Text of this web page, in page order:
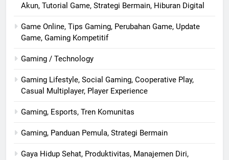
Akun, Tutorial Game, Strategi Bermain, Hiburan Digital
Game Online, Tips Gaming, Perubahan Game, Update
Game, Gaming Kompetitif
Gaming / Technology
Gaming Lifestyle, Social Gaming, Cooperative Play,
Casual Multiplayer, Player Experience
Gaming, Esports, Tren Komunitas
Gaming, Panduan Pemula, Strategi Bermain
Gaya Hidup Sehat, Produktivitas, Manajemen Diri,